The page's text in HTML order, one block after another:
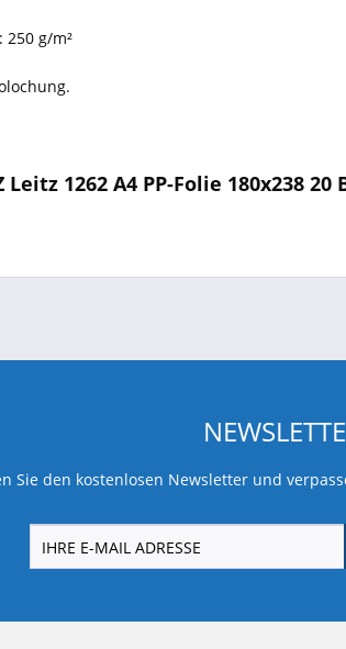
g/m²
1262 A4 PP-Folie 180x238
Sie den kostenlosen Newsletter und